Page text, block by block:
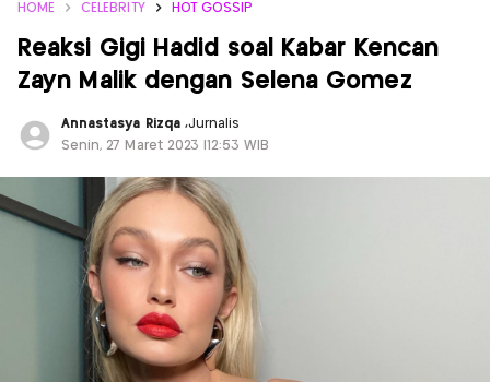
HOME CELEBRITY HOT GOSSIP
Reaksi Gigi Hadid soal Kabar Kencan
Zayn Malik dengan Selena Gomez
Annastasya Rizqa ,Jurnalis
Senin, 27 Maret 2023 |12:53 WIB